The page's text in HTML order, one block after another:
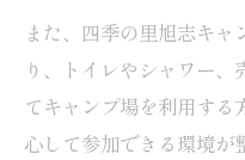
8月開催のキャ
阿蘇の自然と
プ場特集
また、四季の里旭志キ
り、トイレやシャワー
てキャンプ場を利用す
心して参加できる環境が